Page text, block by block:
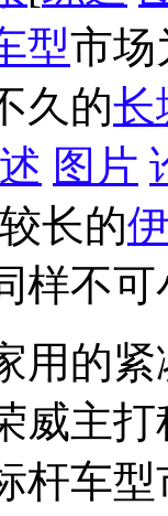
型市场
久的长
图片
长的
样不
用的
威主
杆车